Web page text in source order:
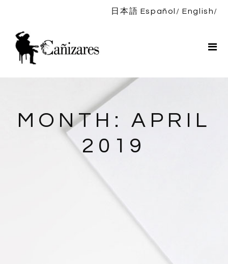
プロフィール
演目紹介
ディスコグラフィー
日本語 Español English
MONTH:APRIL
2019